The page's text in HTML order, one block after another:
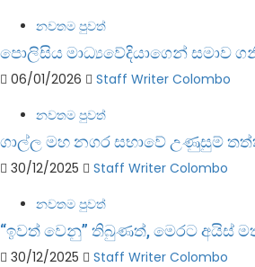
නවතම පුවත්
පොලිසිය මාධ්‍යවේදියාගෙන් සමාව
06/01/2026
Staff Writer Colombo
නවතම පුවත්
ගාල්ල මහ නගර සභාවේ උණුසුම්
30/12/2025
Staff Writer Colombo
නවතම පුවත්
“ඉවත් වෙනු” තිබුණත්, මෙරට අයිස්
30/12/2025
Staff Writer Colombo